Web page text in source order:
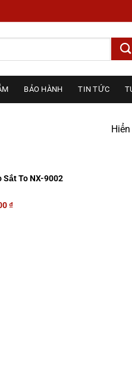
BẢO HÀNH TIN TỨC
Sắt To NX-9002
₫